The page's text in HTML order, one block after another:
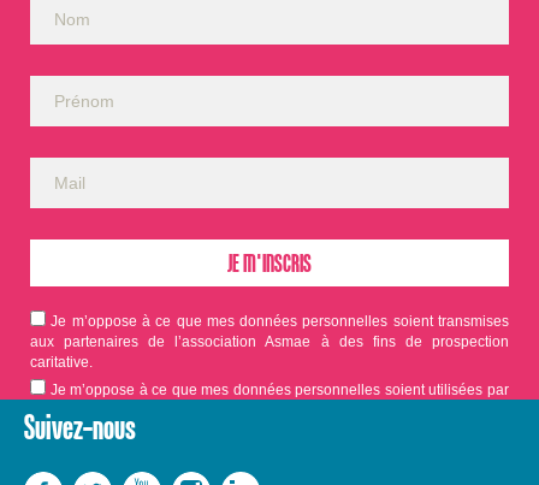
Je m’oppose à ce que mes données personnelles soient transmises
aux partenaires de l’association Asmae à des fins de prospection
caritative.
Je m’oppose à ce que mes données personnelles soient utilisées par
Suivez-nous